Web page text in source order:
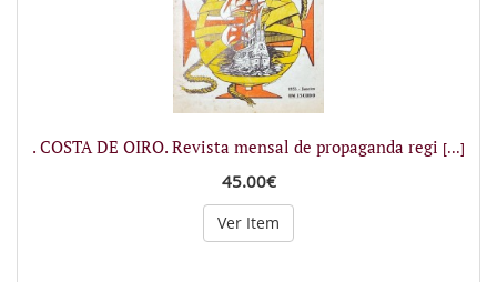
. COSTA DE OIRO. Revista mensal de propaganda regi [...]
45.00€
Ver Item